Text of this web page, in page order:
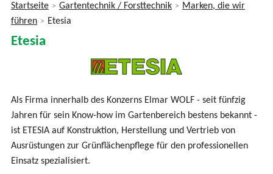
Sie
hier
Startseite > Gartentechnik / Forsttechnik > Marken, die wir
führen > Etesia
Etesia
Als Firma innerhalb des Konzerns Elmar WOLF - seit fünfzig
Jahren für sein Know-how im Gartenbereich bestens bekannt -
ist ETESIA auf Konstruktion, Herstellung und Vertrieb von
Ausrüstungen zur Grünflächenpflege für den professionellen
Einsatz spezialisiert.